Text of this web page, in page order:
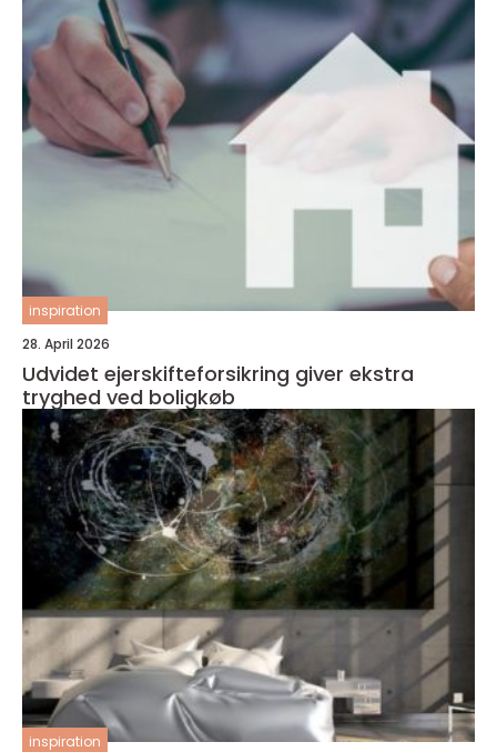
inspiration
28. April 2026
Udvidet ejerskifteforsikring giver ekstra
tryghed ved boligkøb
inspiration